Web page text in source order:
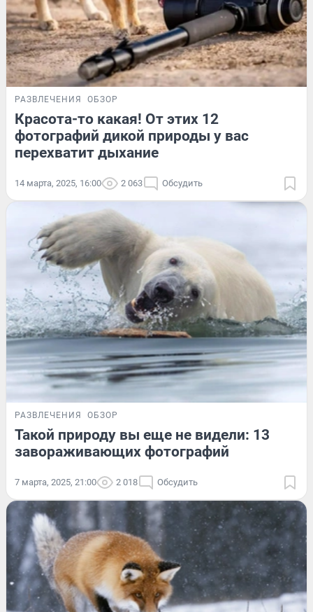
РАЗВЛЕЧЕНИЯ ОБЗОР
Красота-то какая! От этих 12
фотографий дикой природы у вас
перехватит дыхание
14 марта, 2025, 16:00 2 063 Обсудить
РАЗВЛЕЧЕНИЯ ОБЗОР
Такой природу вы еще не видели: 13
завораживающих фотографий
7 марта, 2025, 21:00 2 018 Обсудить